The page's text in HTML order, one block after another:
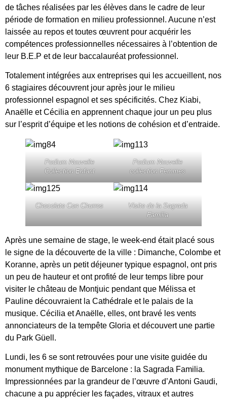
de tâches réalisées par les élèves dans le cadre de leur
période de formation en milieu professionnel. Aucune n’est
laissée au repos et toutes œuvrent pour acquérir les
compétences professionnelles nécessaires à l’obtention de
leur B.E.P et de leur baccalauréat professionnel.
Totalement intégrées aux entreprises qui les accueillent, nos
6 stagiaires découvrent jour après jour le milieu
professionnel espagnol et ses spécificités. Chez Kiabi,
Anaëlle et Cécilia en apprennent chaque jour un peu plus
sur l’esprit d’équipe et les notions de cohésion et d’entraide.
Podium Nouvelle
Collection Enfant
Podium Nouvelle
collection Femmes
Chocolate Con Churros
Visite de la Sagrada
Familia
Après une semaine de stage, le week-end était placé sous
le signe de la découverte de la ville : Dimanche, Colombe et
Koranne, après un petit déjeuner typique espagnol, ont pris
un peu de hauteur et ont profité de leur temps libre pour
visiter le château de Montjuic pendant que Mélissa et
Pauline découvraient la Cathédrale et le palais de la
musique. Cécilia et Anaëlle, elles, ont bravé les vents
annonciateurs de la tempête Gloria et découvert une partie
du Park Güell.
Lundi, les 6 se sont retrouvées pour une visite guidée du
monument mythique de Barcelone : la Sagrada Familia.
Impressionnées par la grandeur de l’œuvre d’Antoni Gaudi,
chacune a pu apprécier les façades, vitraux et autres